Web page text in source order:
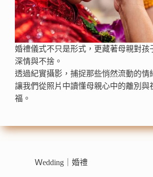
婚禮儀式不只是形式，更藏著母親對孩
深情與不捨。
透過紀實攝影，捕捉那些悄然流動的情
讓我們從照片中讀懂母親心中的離別與
福。
Ｗedding｜婚禮